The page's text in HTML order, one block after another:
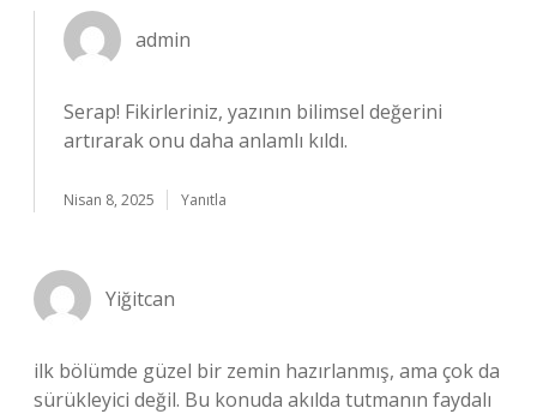
admin
Serap! Fikirleriniz, yazının bilimsel değerini
artırarak onu daha anlamlı kıldı.
Nisan 8, 2025 Yanıtla
Yiğitcan
ilk bölümde güzel bir zemin hazırlanmış, ama çok da
sürükleyici değil. Bu konuda akılda tutmanın faydalı